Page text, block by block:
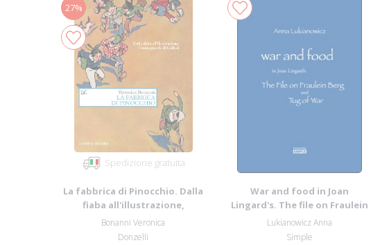
27%
Spedizione gratuita
La fabbrica di Pinocchio. Dalla
fiaba all'illustrazione,
l'immagi...
Bonanni Veronica
Donzelli
War and food in Joan
Lingard's. The file on Fraulein
Berg and Tug...
Lukianowicz Anna
Simple